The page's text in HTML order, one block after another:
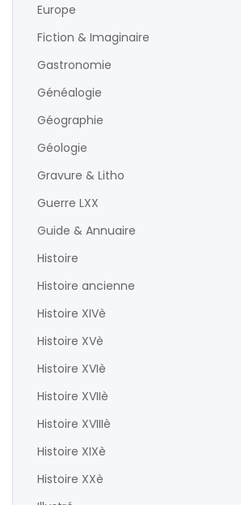
Europe
Fiction & Imaginaire
Gastronomie
Généalogie
Géographie
Géologie
Gravure & Litho
Guerre LXX
Guide & Annuaire
Histoire
Histoire ancienne
Histoire XIVè
Histoire XVè
Histoire XVIè
Histoire XVIIè
Histoire XVIIIè
Histoire XIXè
Histoire XXè